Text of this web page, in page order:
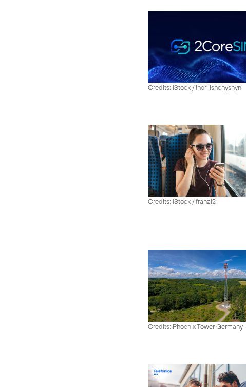
Credits: iStock / ihor lishchyshyn
Credits: iStock / franz12
Credits: Phoenix Tower Germany